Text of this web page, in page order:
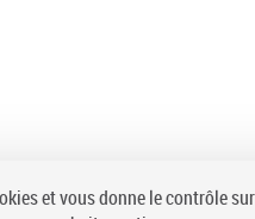
et vous donne le contrôle